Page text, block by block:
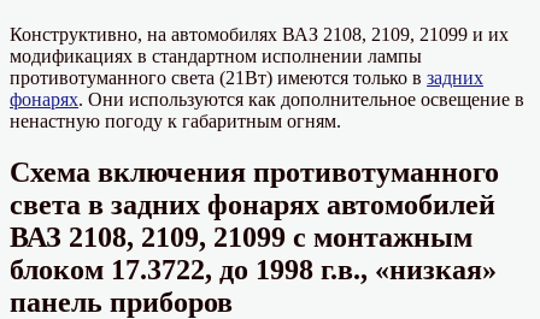
Конструктивно, на автомобилях ВАЗ 2108, 2109, 21099 и их
модификациях в стандартном исполнении лампы
противотуманного света (21Вт) имеются только в задних
фонарях. Они используются как дополнительное освещение в
ненастную погоду к габаритным огням.
Схема включения противотуманного
света в задних фонарях автомобилей
ВАЗ 2108, 2109, 21099 с монтажным
блоком 17.3722, до 1998 г.в., «низкая»
панель приборов